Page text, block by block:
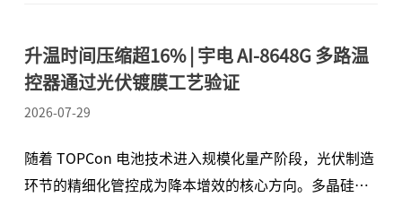
升温时间压缩超16% | 宇电 AI-8648G 多路温
控器通过光伏镀膜工艺验证
2026-07-29
随着 TOPCon 电池技术进入规模化量产阶段，光伏制造
环节的精细化管控成为降本增效的核心方向。多晶硅沉